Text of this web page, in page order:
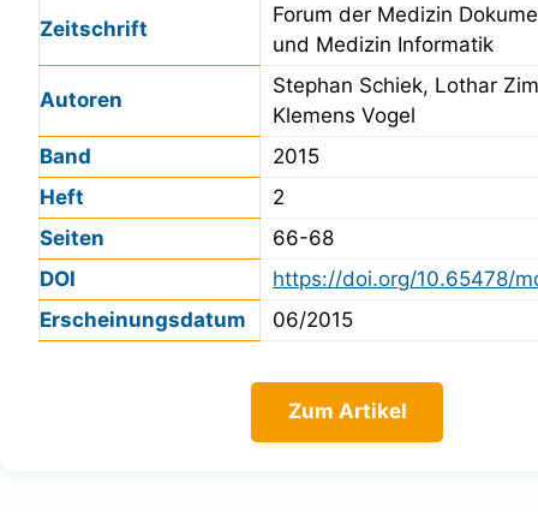
Zeitschrift
Forum der Medizin
und Medizin Informatik
Autoren
Stephan Schiek, Lothar
Klemens Vogel
Band
2015
Heft
2
Seiten
66-68
DOI
https://doi.org/10.65478/
Erscheinungsdatum
06/2015
Zum Artikel